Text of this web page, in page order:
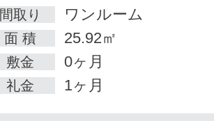
間取り
ワンルーム
面 積 25.92㎡
敷金 0ヶ月
礼金 1ヶ月